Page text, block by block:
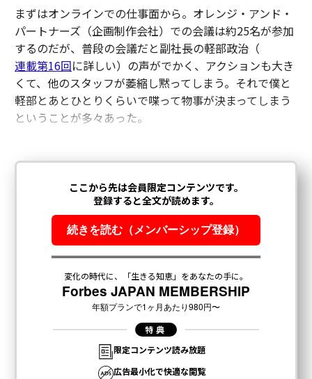
まずはオンラインでの仕事面から。オレンジ・アンド・
パートナーズ（企画制作会社）での会議は約25名が参加
するのだが、普段の会議だと副社長の軽部政治（
連載第16回に詳しい）の声がでかく、アクションも大き
くて、他のスタッフが萎縮し黙ってしまう。それで僕と
軽部とあとひとりくらいで喋って物事が決まってしまう
ということが多々あった。